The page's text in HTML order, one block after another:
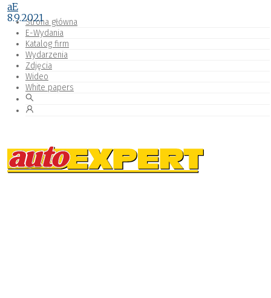
Strona główna
E-Wydania
Katalog firm
Wydarzenia
Zdjęcia
Wideo
White papers
aE
8.9.2021